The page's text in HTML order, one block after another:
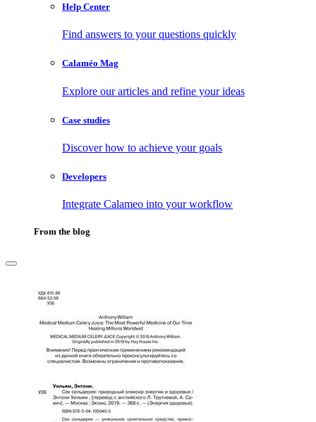
Help Center
Find answers to your questions quickly
Calaméo Mag
Explore our articles and refine your ideas
Case studies
Discover how to achieve your goals
Developers
Integrate Calameo into your workflow
From the blog